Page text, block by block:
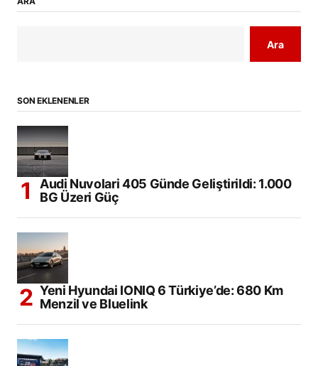
Ara
SON EKLENENLER
Audi Nuvolari 405 Günde Geliştirildi: 1.000
BG Üzeri Güç
Yeni Hyundai IONIQ 6 Türkiye’de: 680 Km
Menzil ve Bluelink